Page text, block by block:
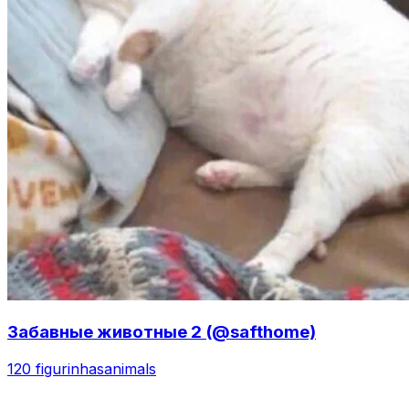
Забавные животные 2 (@safthome)
120 figurinhasanimals